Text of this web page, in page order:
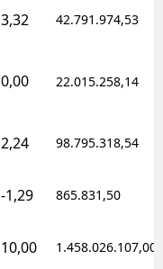
3,32 42.791.974,53
0,00 22.015.258,14
2,24 98.795.318,54
-1,29 865.831,50
10,00 1.458.026.107,00